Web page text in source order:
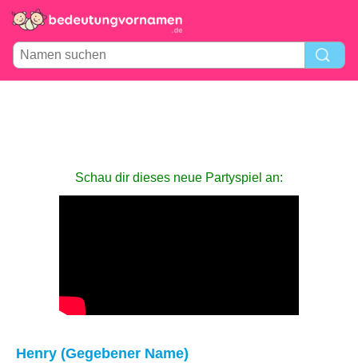
Schau dir dieses neue Partyspiel an:
Henry (Gegebener Name)